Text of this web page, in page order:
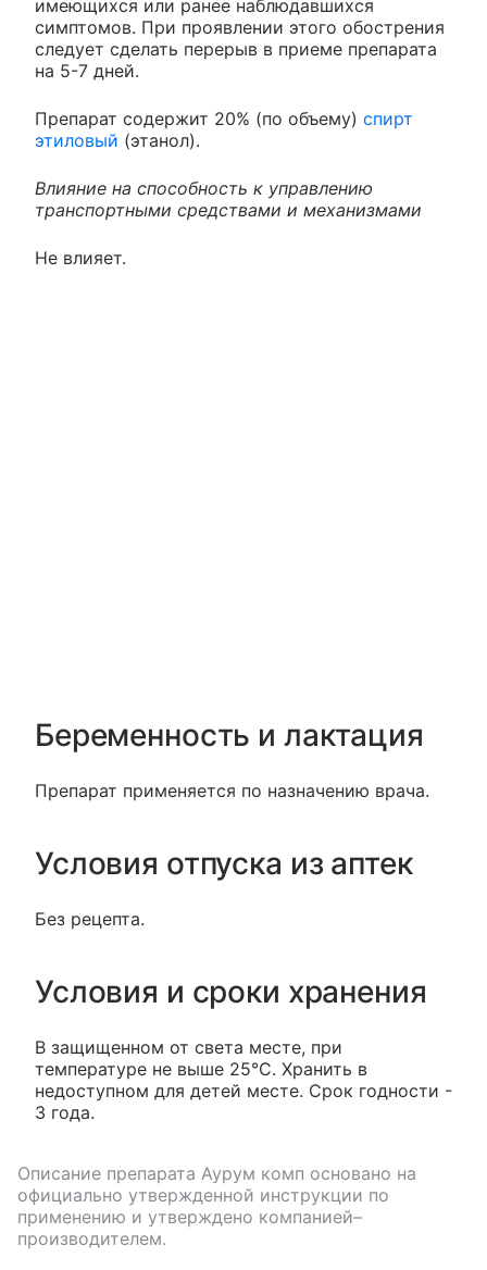
имеющихся или ранее наблюдавшихся
симптомов. При проявлении этого обострения
следует сделать перерыв в приеме препарата
на 5-7 дней.
Препарат содержит 20% (по объему) спирт
этиловый (этанол).
Влияние на способность к управлению
транспортными средствами и механизмами
Не влияет.
Беременность и лактация
Препарат применяется по назначению врача.
Условия отпуска из аптек
Без рецепта.
Условия и сроки хранения
В защищенном от света месте, при
температуре не выше 25°С. Хранить в
недоступном для детей месте. Срок годности -
3 года.
Описание препарата Аурум комп основано на
официально утвержденной инструкции по
применению и утверждено компанией–
производителем.